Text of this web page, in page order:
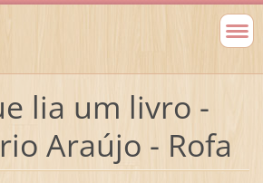
lia um livro -
Araújo - Rofa